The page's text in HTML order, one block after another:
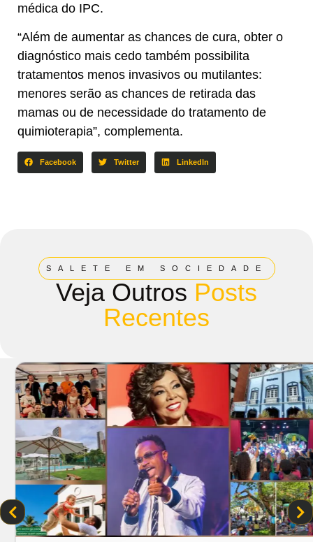
médica do IPC.
“Além de aumentar as chances de cura, obter o
diagnóstico mais cedo também possibilita
tratamentos menos invasivos ou mutilantes:
menores serão as chances de retirada das
mamas ou de necessidade do tratamento de
quimioterapia”, complementa.
Facebook Twitter LinkedIn
SALETE EM SOCIEDADE
Veja Outros Posts
Recentes